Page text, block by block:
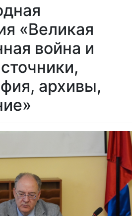
«Великая
война и
архивы,